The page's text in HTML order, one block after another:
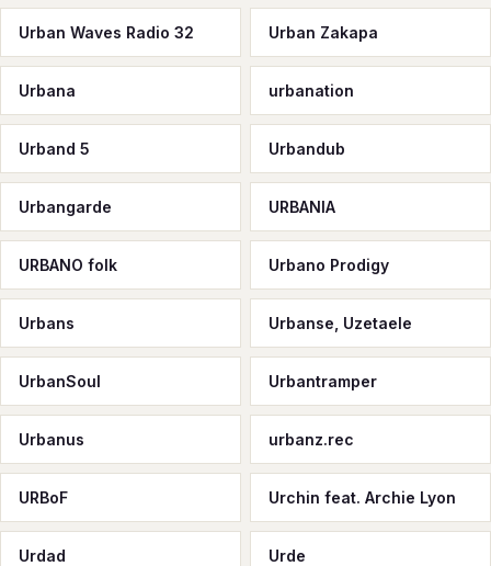
Urban Waves Radio 32 Urban Zakapa
Urbana urbanation
Urband 5 Urbandub
Urbangarde URBANIA
URBANO folk Urbano Prodigy
Urbans Urbanse, Uzetaele
UrbanSoul Urbantramper
Urbanus urbanz.rec
URBoF Urchin feat. Archie Lyon
Urdad Urde